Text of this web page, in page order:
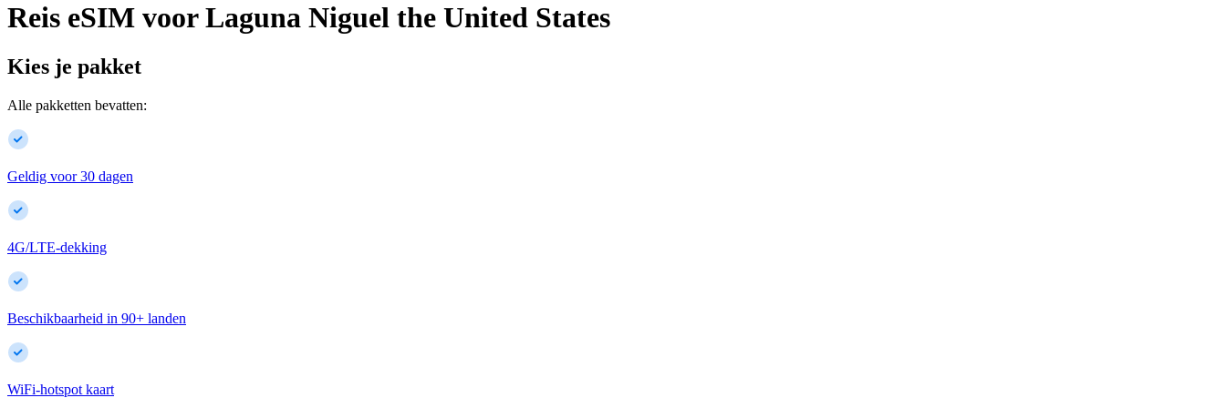
Reis eSIM voor Laguna Niguel the United States
Kies je pakket
Alle pakketten bevatten:
Geldig voor 30 dagen
4G/LTE-dekking
Beschikbaarheid in 90+ landen
WiFi-hotspot kaart